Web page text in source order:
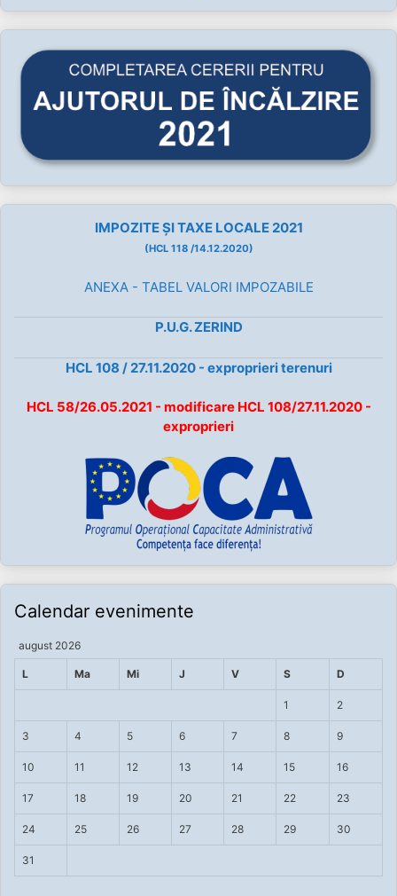
IMPOZITE ȘI TAXE LOCALE 2021
(HCL 118 /14.12.2020)
ANEXA - TABEL VALORI IMPOZABILE
P.U.G. ZERIND
HCL 108 / 27.11.2020 - exproprieri terenuri
HCL 58/26.05.2021 - modificare HCL 108/27.11.2020 -
exproprieri
Calendar evenimente
august 2026
L Ma Mi J V S D
1 2
3 4 5 6 7 8 9
10 11 12 13 14 15 16
17 18 19 20 21 22 23
24 25 26 27 28 29 30
31